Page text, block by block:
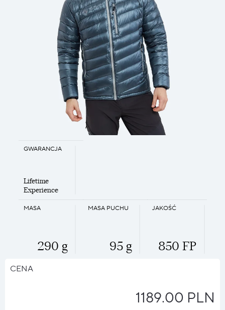
MASA
290 g
JAKOŚĆ
850 FP
MASA PUCHU
95 g
GWARANCJA
Lifetime
Experience
CENA
1189.00 PLN